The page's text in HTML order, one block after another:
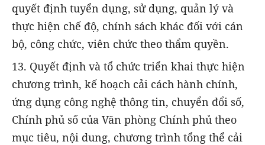
quyết định tuyển dụng, sử dụng, quản lý và
thực hiện chế độ, chính sách khác đối với cán
bộ, công chức, viên chức theo thẩm quyền.
13. Quyết định và tổ chức triển khai thực hiện
chương trình, kế hoạch cải cách hành chính,
ứng dụng công nghệ thông tin, chuyển đổi số,
Chính phủ số của Văn phòng Chính phủ theo
mục tiêu, nội dung, chương trình tổng thể cải